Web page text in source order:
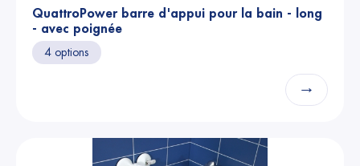
QuattroPower barre d'appui pour la bain - long
- avec poignée
4 options
→